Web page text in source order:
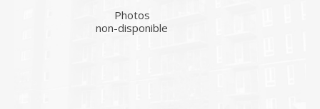
Photos
non-disponible